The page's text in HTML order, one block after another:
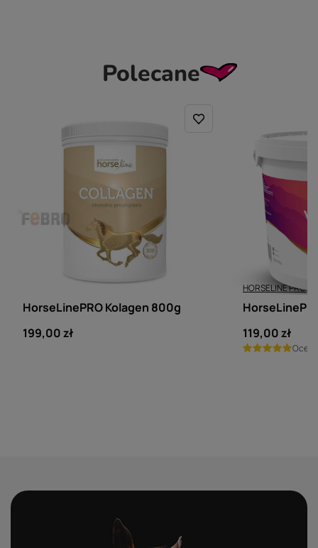
Polecane
HorseLinePRO Kolagen 800g
199,00 zł
HORSELINE PRO
119,00 zł
Ocena